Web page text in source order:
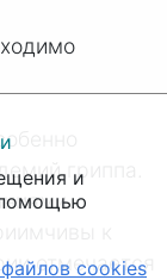
гриппа.
к
отмечается
и
cookies